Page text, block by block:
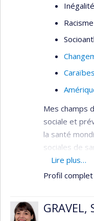
Caraïbes
Mes champs
sociale et
la santé
sociales de
le racisme,
Caraïbes.
publique et
Lire plus…
Profil complet
GRAVEL,